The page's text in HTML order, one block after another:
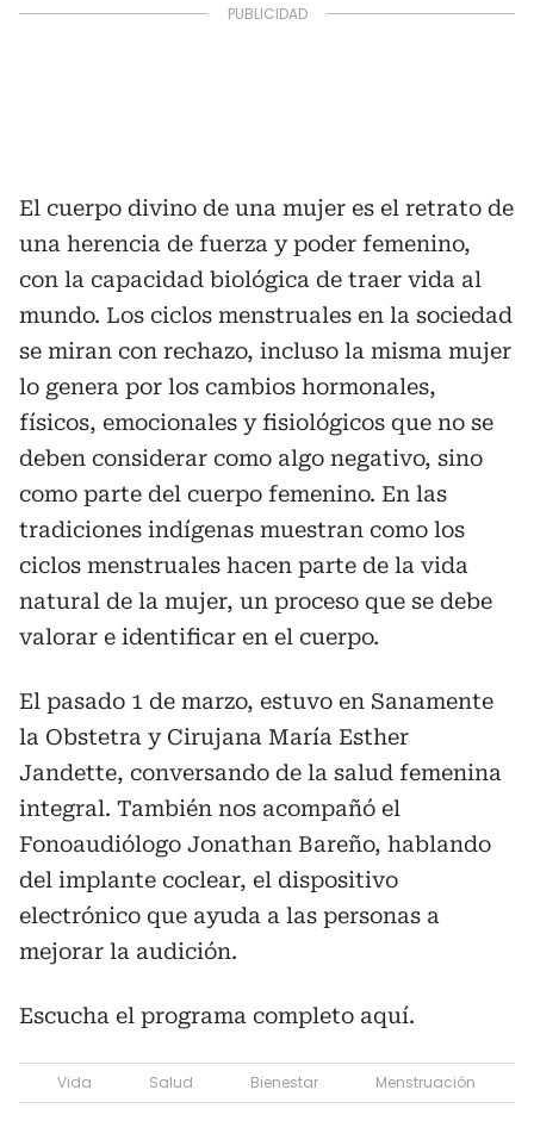
El cuerpo divino de una mujer es el retrato de
una herencia de fuerza y poder femenino,
con la capacidad biológica de traer vida al
mundo. Los ciclos menstruales en la sociedad
se miran con rechazo, incluso la misma mujer
lo genera por los cambios hormonales,
físicos, emocionales y fisiológicos que no se
deben considerar como algo negativo, sino
como parte del cuerpo femenino. En las
tradiciones indígenas muestran como los
ciclos menstruales hacen parte de la vida
natural de la mujer, un proceso que se debe
valorar e identificar en el cuerpo.
El pasado 1 de marzo, estuvo en Sanamente
la Obstetra y Cirujana María Esther
Jandette, conversando de la salud femenina
integral. También nos acompañó el
Fonoaudiólogo Jonathan Bareño, hablando
del implante coclear, el dispositivo
electrónico que ayuda a las personas a
mejorar la audición.
Escucha el programa completo aquí.
Vida Salud Bienestar Menstruación